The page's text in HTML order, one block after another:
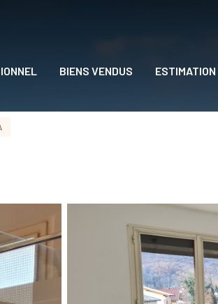
BIENS VENDUS ESTIMATION